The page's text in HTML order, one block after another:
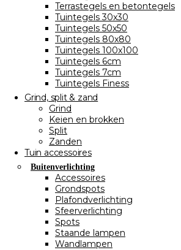
Terrastegels en betontegels
Tuintegels 30x30
Tuintegels 50x50
Tuintegels 80x80
Tuintegels 100x100
Tuintegels 6cm
Tuintegels 7cm
Tuintegels Finess
Grind, split & zand
Grind
Keien en brokken
Split
Zanden
Tuin accessoires
Buitenverlichting
Accessoires
Grondspots
Plafondverlichting
Sfeerverlichting
Spots
Staande lampen
Wandlampen